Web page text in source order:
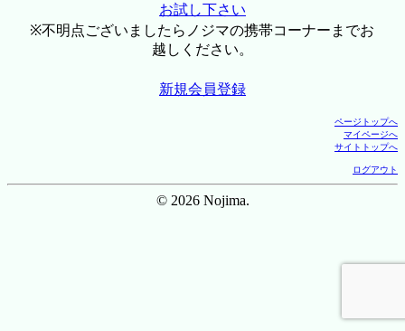
お試し下さい
※不明点ございましたらノジマの携帯コーナーまでお
越しください。
新規会員登録
ページトップへ
マイページへ
サイトトップへ
ログアウト
© 2026 Nojima.